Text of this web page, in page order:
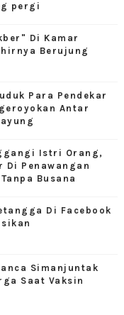
pergi
Di Kamar
Berujung
Para Pendekar
Antar
Istri Orang,
Di Penawangan
Busana
Di Facebook
Simanjuntak
Saat Vaksin